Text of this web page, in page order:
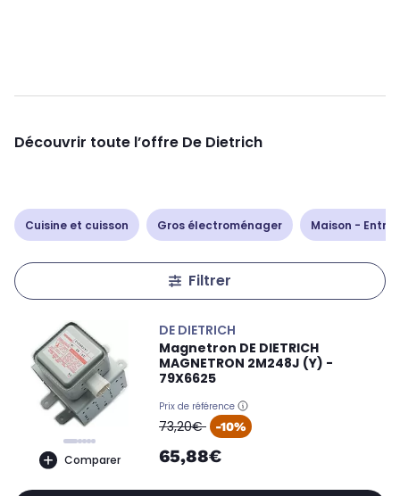
Découvrir toute l’offre De Dietrich
Cuisine et cuisson Gros électroménager Maison -
Filtrer
Comparer
DE DIETRICH
Magnetron DE DIETRICH
MAGNETRON 2M248J (Y) -
79X6625
Prix de référence
oldPrice
73,20€ -10%
65,88€